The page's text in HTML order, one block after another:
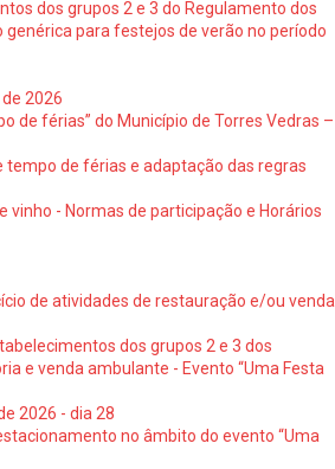
dos grupos 2 e 3 do Regulamento dos
para festejos de verão no período
2026
de férias” do Município de Torres Vedras –
tempo de férias e adaptação das regras
vinho - Normas de participação e Horários
de atividades de restauração e/ou venda
dos grupos 2 e 3 dos
e venda ambulante - Evento “Uma Festa
2026 - dia 28
no âmbito do evento “Uma